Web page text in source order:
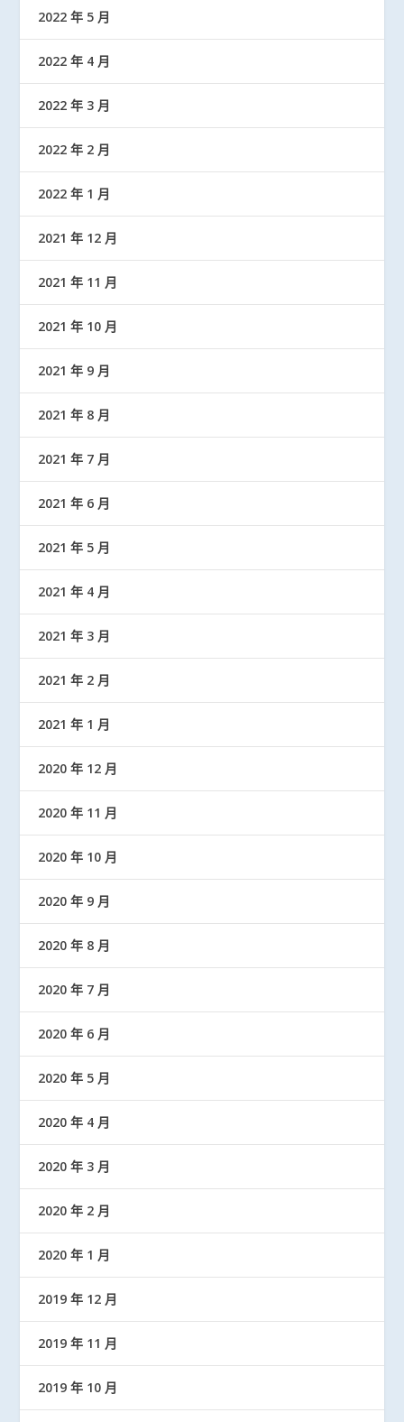
2022 年 5 月
2022 年 4 月
2022 年 3 月
2022 年 2 月
2022 年 1 月
2021 年 12 月
2021 年 11 月
2021 年 10 月
2021 年 9 月
2021 年 8 月
2021 年 7 月
2021 年 6 月
2021 年 5 月
2021 年 4 月
2021 年 3 月
2021 年 2 月
2021 年 1 月
2020 年 12 月
2020 年 11 月
2020 年 10 月
2020 年 9 月
2020 年 8 月
2020 年 7 月
2020 年 6 月
2020 年 5 月
2020 年 4 月
2020 年 3 月
2020 年 2 月
2020 年 1 月
2019 年 12 月
2019 年 11 月
2019 年 10 月